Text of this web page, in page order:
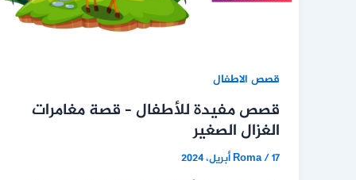
قصص الاطفال
قصص مفيدة للأطفال – قصة مغامرات
الغزال الصغير
Roma/17 أبريل، 2024